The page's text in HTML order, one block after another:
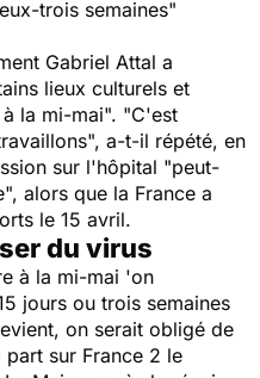
trois semaines"
Gabriel Attal a
lieux culturels et
la mi-mai". "C'est
a-t-il répété, en
sur l'hôpital "peut-
alors que la France a
le 15 avril.
du virus
à la mi-mai 'on
jours ou trois semaines
on serait obligé de
sur France 2 le